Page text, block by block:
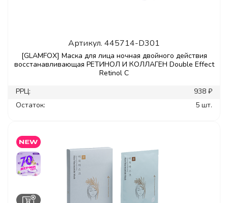
Артикул. 445714-D301
[GLAMFOX] Маска для лица ночная двойного действия
восстанавливающая РЕТИНОЛ И КОЛЛАГЕН Double Effect
Retinol C
РРЦ:
938 ₽
Остаток:
5 шт.